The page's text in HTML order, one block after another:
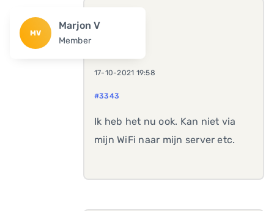
MV
Marjon V
Member
17-10-2021 19:58
#3343
Ik heb het nu ook. Kan niet via
mijn WiFi naar mijn server etc.